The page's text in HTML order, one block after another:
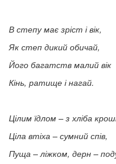
В степу має зріст і вік,
Як степ дикий обичай,
Його багатств малий вік
Кінь, ратище і нагай.
Цілим їдлом – з хліба
Ціла втіха – сумний спів,
Пуща – ліжком, дерн –